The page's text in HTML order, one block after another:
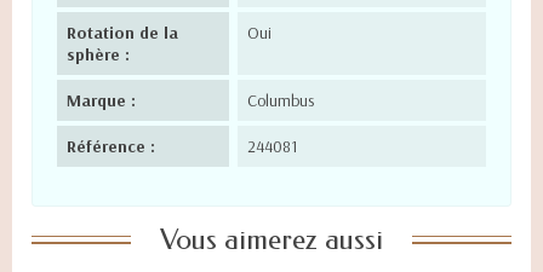
Rotation de la
sphère :
Oui
Marque : Columbus
Référence : 244081
Vous aimerez aussi